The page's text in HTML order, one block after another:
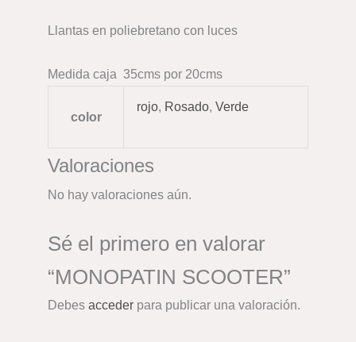
Llantas en poliebretano con luces
Medida caja 35cms por 20cms
color
rojo, Rosado, Verde
Valoraciones
No hay valoraciones aún.
Sé el primero en valorar
“MONOPATIN SCOOTER”
Debes acceder para publicar una valoración.